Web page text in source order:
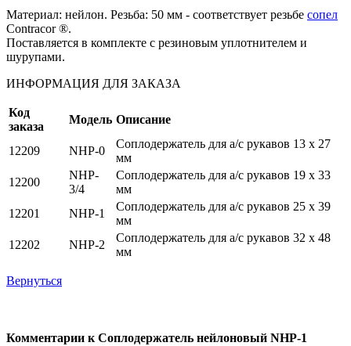
Материал: нейлон. Резьба: 50 мм - соответствует резьбе сопел
Contracor ®.
Поставляется в комплекте с резиновым уплотнителем и
шурупами.
ИНФОРМАЦИЯ ДЛЯ ЗАКАЗА
Код
заказа
Модель Описание
12209 NHP-0
Соплодержатель для а/с рукавов 13 x 27
мм
12200
NHP-
3/4
Соплодержатель для а/с рукавов 19 х 33
мм
12201
NHP-1
Соплодержатель для а/с рукавов 25 х 39
мм
12202
NHP-2
Соплодержатель для а/с рукавов 32 х 48
мм
Вернуться
Комментарии к Соплодержатель нейлоновый NHP-1